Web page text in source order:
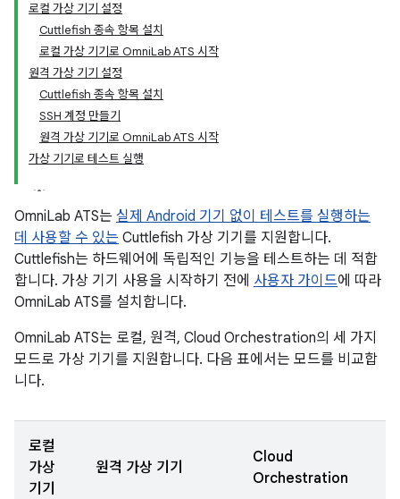
로컬 가상 기기 설정
Cuttlefish 종속 항목 설치
로컬 가상 기기로 OmniLab ATS 시작
원격 가상 기기 설정
Cuttlefish 종속 항목 설치
SSH 계정 만들기
원격 가상 기기로 OmniLab ATS 시작
가상 기기로 테스트 실행
OmniLab ATS는 실제 Android 기기 없이 테스트를 실행하는
데 사용할 수 있는 Cuttlefish 가상 기기를 지원합니다.
Cuttlefish는 하드웨어에 독립적인 기능을 테스트하는 데 적합
합니다. 가상 기기 사용을 시작하기 전에 사용자 가이드에 따라
OmniLab ATS를 설치합니다.
OmniLab ATS는 로컬, 원격, Cloud Orchestration의 세 가지
모드로 가상 기기를 지원합니다. 다음 표에서는 모드를 비교합
니다.
로컬
가상
기기
원격 가상 기기
Cloud
Orchestration